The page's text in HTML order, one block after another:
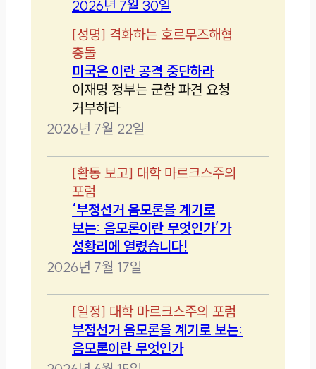
2026년 7월 30일
[성명] 격화하는 호르무즈해협
충돌
미국은 이란 공격 중단하라
이재명 정부는 군함 파견 요청
거부하라
2026년 7월 22일
[활동 보고] 대학 마르크스주의
포럼
‘부정선거 음모론을 계기로
보는: 음모론이란 무엇인가’가
성황리에 열렸습니다!
2026년 7월 17일
[일정] 대학 마르크스주의 포럼
부정선거 음모론을 계기로 보는:
음모론이란 무엇인가